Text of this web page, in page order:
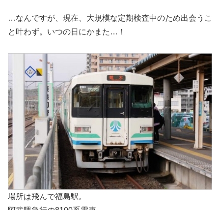
…なんですが、現在、大規模な定期検査中のため出会うこ
と叶わず。いつの日にかまた…！
場所は飛んで福島駅。